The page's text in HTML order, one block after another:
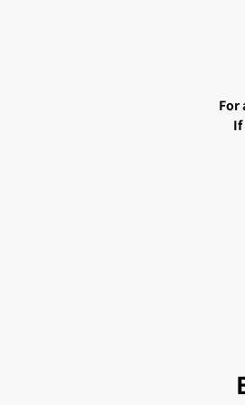
For
If